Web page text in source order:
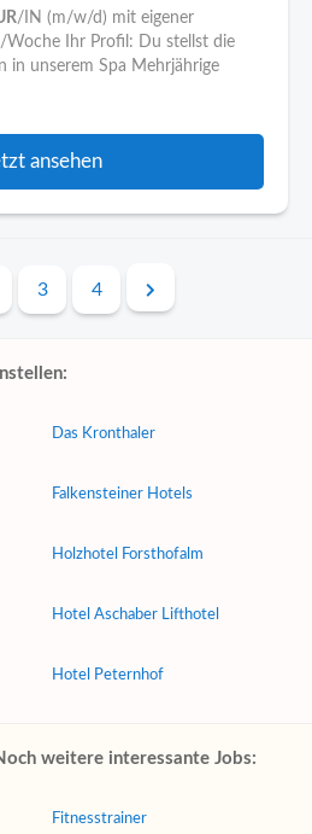
/IN (m/w/d) mit eigener
Woche Ihr Profil: Du stellst die
in unserem Spa Mehrjährige
ansehen
3 4
Das Kronthaler
Falkensteiner Hotels
Holzhotel Forsthofalm
Hotel Aschaber Lifthotel
Hotel Peternhof
weitere interessante Jobs:
Fitnesstrainer